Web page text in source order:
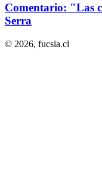
Comentario: "Las
Serra
© 2026, fucsia.cl